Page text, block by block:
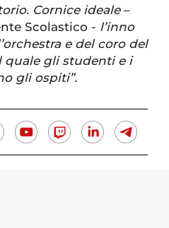
Cornice ideale –
Scolastico - l’inno
e del coro del
quale gli studenti e i
gli ospiti”.